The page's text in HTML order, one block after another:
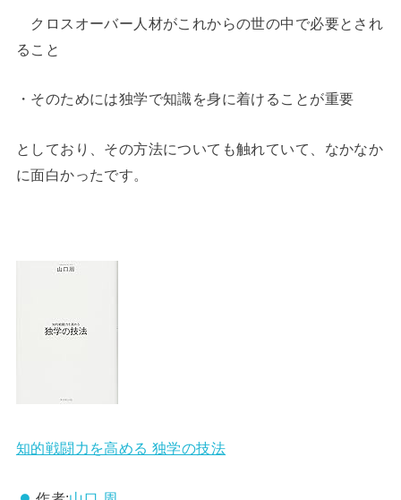
クロスオーバー人材がこれからの世の中で必要とされ
ること
・そのためには独学で知識を身に着けることが重要
としており、その方法についても触れていて、なかなか
に面白かったです。
知的戦闘力を高める 独学の技法